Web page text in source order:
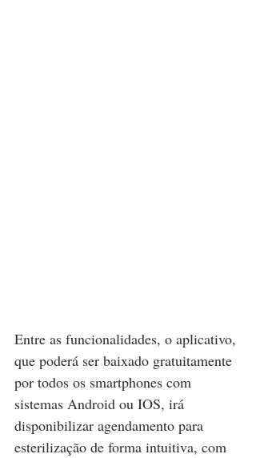
Entre as funcionalidades, o aplicativo,
que poderá ser baixado gratuitamente
por todos os smartphones com
sistemas Android ou IOS, irá
disponibilizar agendamento para
esterilização de forma intuitiva, com